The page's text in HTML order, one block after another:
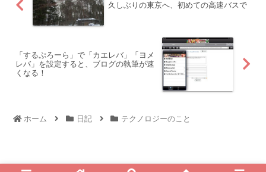
久しぶりの東京へ、初めての高速バスで
「するぷろーら」で「カエレバ」「ヨメ
レバ」を設定すると、ブログの執筆が速
くなる！
ホーム 日記 テクノロジーのこと